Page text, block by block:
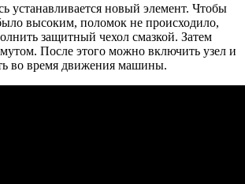
устанавливается новый элемент. Чтобы
высоким, поломок не происходило,
защитный чехол смазкой. Затем
После этого можно включить узел и
во время движения машины.